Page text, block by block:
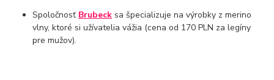
Spoločnosť Brubeck sa špecializuje na výrobky z merino
vlny, ktoré si užívatelia vážia (cena od 170 PLN za legíny
pre mužov).